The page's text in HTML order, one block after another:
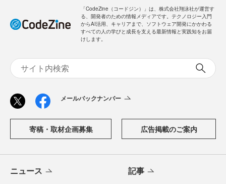
「CodeZine（コードジン）」は、株式会社翔泳社が運営す
る、開発者のための情報メディアです。テクノロジー入門
からAI活用、キャリアまで、ソフトウェア開発にかかわる
すべての人の学びと成長を支える最新情報と実践知をお届
けします。
メールバックナンバー
寄稿・取材企画募集 広告掲載のご案内
ニュース 記事